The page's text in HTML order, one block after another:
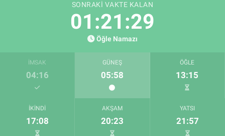
SONRAKI VAKTE KALAN
01:21:28
Öğle Namazı
İMSAK
04:16
GÜNEŞ
05:58
ÖĞLE
13:15
İKINDI
17:08
AKŞAM
20:23
YATSI
21:57